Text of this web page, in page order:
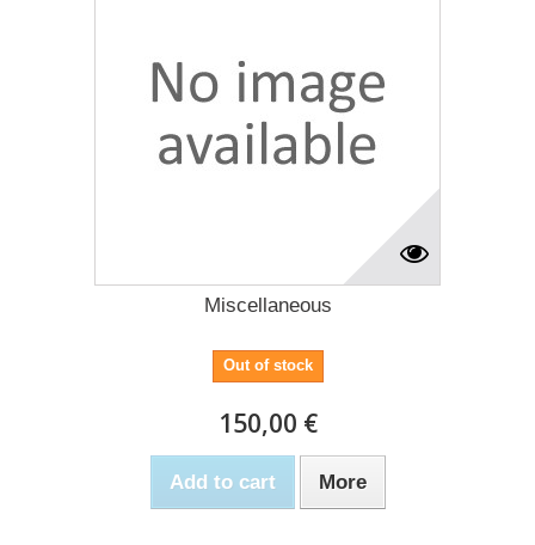
Miscellaneous
Out of stock
150,00 €
Add to cart More